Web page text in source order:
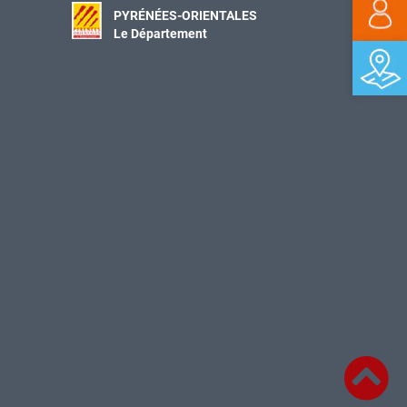
PYRÉNÉES-ORIENTALES
Le Département